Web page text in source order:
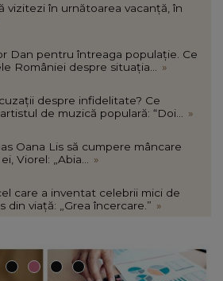
vizitezi în urnătoarea vacanță, în
Dan pentru întreaga populație. Ce
României despre situația...
»
despre infidelitate? Ce
de muzică populară: “Doi...
»
Oana Lis să cumpere mâncare
Viorel: „Abia...
»
care a inventat celebrii mici de
din viață: „Grea încercare.” »